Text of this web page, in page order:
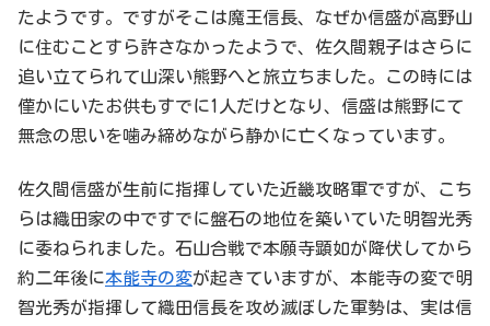
たようです。ですがそこは魔王信長、なぜか信盛が高野山
に住むことすら許さなかったようで、佐久間親子はさらに
追い立てられて山深い熊野へと旅立ちました。この時には
僅かにいたお供もすでに1人だけとなり、信盛は熊野にて
無念の思いを噛み締めながら静かに亡くなっています。
佐久間信盛が生前に指揮していた近畿攻略軍ですが、こち
らは織田家の中ですでに盤石の地位を築いていた明智光秀
に委ねられました。石山合戦で本願寺顕如が降伏してから
約二年後に本能寺の変が起きていますが、本能寺の変で明
智光秀が指揮して織田信長を攻め滅ぼした軍勢は、実は信